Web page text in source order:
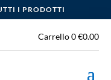
I PRODOTTI
Carrello0€0.00